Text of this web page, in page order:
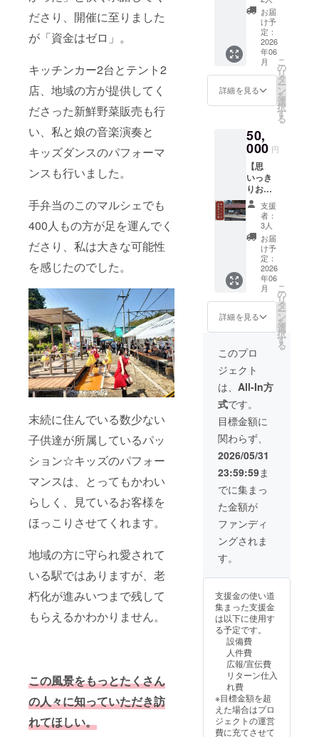
ださり、開催に至りました
が「資金はゼロ」。
キッチンカー2台とテント2
店、地域の方が提供してく
ださった新鮮野菜販売も行
い、私と娘の音楽演奏と
キッズダンスのパフォーマ
ンスも行いました。
手弁当のこのマルシェでも
400人もの方が足を運んでく
ださり、私は大きな可能性
を感じたのでした。
末続に住んでいる数少ない
子供達が所属しているパッ
ション☆キッズのパフォー
マンスは、とってもかわい
らしく、見ているお客様を
ほっこりさせてくれます。
地域の方に守られ愛されて
いる駅ではありますが、老
朽化が進みいつまで残して
もらえるかわかりません。
この風景をもっとたくさん
の人々に知っていただき訪
れてほしい。
売許可
番号：
福島県
指令相
保第1-
・原材
料及び
品表示
は、お
届け商
品のラ
ベルに
記載さ
れま
す。詳
しくは
リター
ン画像
に添付
するラ
ベル画
像をご
ださ
い。 ・
便にて
お送り
しま
す。 ・
必ず冷
凍にて
保存を
お願い
しま
す。
（賞味
期限6ヶ
月）
の生
豆、さ
らに使
い方を
勉強で
きる焙
煎教室
をセッ
の一史
さんは
大阪に
本部の
あるＮ
ＰＯ法
人「一
杯の
コー
ヒーか
ら世界
がみえ
る」の
インス
トラク
格を取
得して
す。 今
回お届
けする
コー
ロース
ター
は、同
ＮＰＯ
法人で
販売し
ている
ものと
なりま
す。 初
めての
方で
も、付
読めば
簡単に
簡易ガ
スコン
ロなど
であ
ぶって
焙煎が
できま
す。 パ
チパチ
と音が
しはじ
めた
と地区
のお勧
めス
ポット
を散歩
して、
心も身
体も満
アーで
す。 現
地集
合・現
地解散
となり
ます。
現地ま
での交
通手段
は各自
でご手
配くだ
さい。
開催日
時：
2026年
雨天
5日
（日）
末続駅
集合
（5：44
始発）
→末続
海岸で
ガ（6：
00） →
すえつ
ぎＣＡ
ＦＥで
モーニ
ング
伝説の
金山隧
道（常
磐線旧
線隧
道）を
のぞき
見 →末
続地区
を散策
（歴史
的な石
碑、お
寺、神
CAMPF
IRE手数
料を除
くご支
援金額
のすべ
てを、
イベン
ト等の
運営費
て使わ
せてい
ただき
ます。
プロ
ジェク
ト終了
後、お
礼のお
手紙を
お送り
いたし
ます。
・お礼
のお手
紙 ※こ
のリ
は3,000
円、
10,000
円、
50,000
円のリ
ターン
と同じ
内容に
なりま
す。
お届
け予
定：
2026
年06
月
詳細を見る
こ
の
リ
タ
ー
ン
を
選
択
す
る
50,
000 円
【思
いっき
りお気
持ち支
援コー
ス】
CAMPF
IRE手数
料を除
くご支
援金額
のすべ
てを、
イベン
ト等の
運営費
用とし
て使わ
せてい
ただき
ます。
プロ
ジェク
ト終了
後、お
礼のお
手紙を
お送り
いたし
ます。
・お礼
のお手
紙 ※こ
のリ
円、
円、
30,000
円のリ
ターン
と同じ
内容に
なりま
す。
支援
者：
3人
お届
け予
定：
2026
年06
月
詳細を見る
こ
の
リ
タ
ー
ン
を
選
択
す
る
このプロ
ジェクト
は、 All-In方
式です。
目標金額に
関わらず、
2026/05/31
23:59:59ま
でに集まっ
た金額が
ファンディ
ングされま
す。
支援金の使い道
集まった支援金
は以下に使用す
る予定です。
設備費
人件費
広報/宣伝費
リターン仕入
れ費
※目標金額を超
えた場合はプロ
ジェクトの運営
費に充てさせて